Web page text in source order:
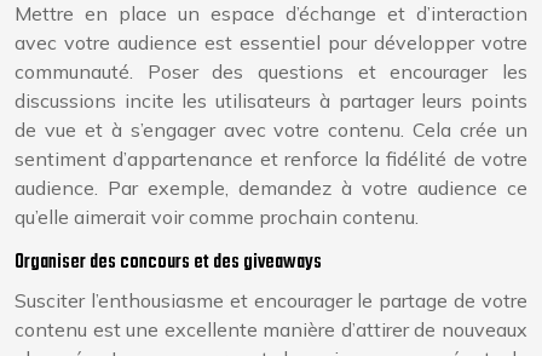
Mettre en place un espace d’échange et d’interaction
avec votre audience est essentiel pour développer votre
communauté. Poser des questions et encourager les
discussions incite les utilisateurs à partager leurs points
de vue et à s’engager avec votre contenu. Cela crée un
sentiment d’appartenance et renforce la fidélité de votre
audience. Par exemple, demandez à votre audience ce
qu’elle aimerait voir comme prochain contenu.
Organiser des concours et des giveaways
Susciter l’enthousiasme et encourager le partage de votre
contenu est une excellente manière d’attirer de nouveaux